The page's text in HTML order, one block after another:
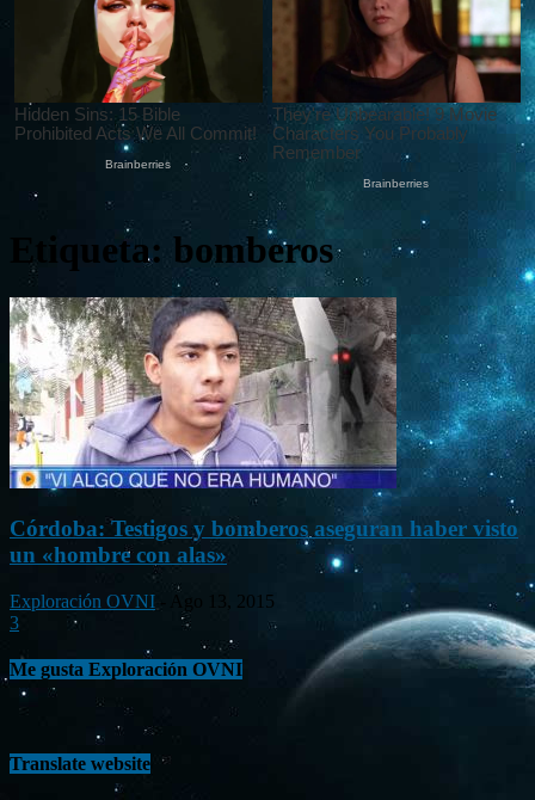
Etiqueta: bomberos
Córdoba: Testigos y bomberos aseguran haber visto
un «hombre con alas»
Exploración OVNI
Ago 13, 2015
3
Me gusta Exploración OVNI
Translate website